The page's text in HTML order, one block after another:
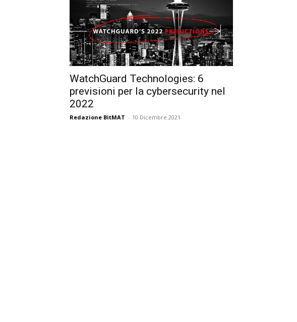
WatchGuard Technologies: 6
previsioni per la cybersecurity nel
2022
Redazione BitMAT - 10 Dicembre 2021